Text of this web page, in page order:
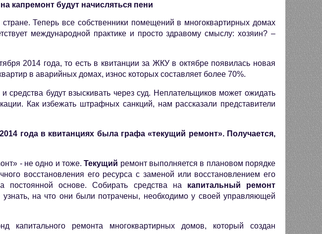
капремонт будут начисляться пени
Теперь все собственники помещений в многоквартирных домах
международной практике и просто здравому смыслу: хозяин? –
2014 года, то есть в квитанции за ЖКУ в октябре появилась новая
в аварийных домах, износ которых составляет более 70%.
будут взыскивать через суд. Неплательщиков может ожидать
Как избежать штрафных санкций, нам рассказали представители
года в квитанциях была графа «текущий ремонт». Получается,
- не одно и тоже.Текущий ремонт выполняется в плановом порядке
восстановления его ресурса с заменой или восстановлением его
постоянной основе. Собирать средства на капитальный ремонт
на что они были потрачены, необходимо у своей управляющей
капитального ремонта многоквартирных домов, который создан